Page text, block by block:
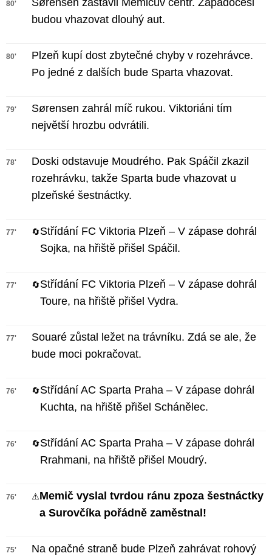
80'
Sørensen zastavil Memičův centr. Západočeši
budou vhazovat dlouhý aut.
80'
Plzeň kupí dost zbytečné chyby v rozehrávce.
Po jedné z dalších bude Sparta vhazovat.
79'
Sørensen zahrál míč rukou. Viktoriáni tím
největší hrozbu odvrátili.
78'
Doski odstavuje Moudrého. Pak Spáčil zkazil
rozehrávku, takže Sparta bude vhazovat u
plzeňské šestnáctky.
77' 🔄Střídání FC Viktoria Plzeň – V zápase dohrál
Sojka, na hřiště přišel Spáčil.
77' 🔄Střídání FC Viktoria Plzeň – V zápase dohrál
Toure, na hřiště přišel Vydra.
77'
Souaré zůstal ležet na trávníku. Zdá se ale, že
bude moci pokračovat.
76' 🔄Střídání AC Sparta Praha – V zápase dohrál
Kuchta, na hřiště přišel Schánělec.
76' 🔄Střídání AC Sparta Praha – V zápase dohrál
Rrahmani, na hřiště přišel Moudrý.
76' ⚠️Memič vyslal tvrdou ránu zpoza šestnáctky
a Surovčíka pořádně zaměstnal!
75'
Na opačné straně bude Plzeň zahrávat rohový